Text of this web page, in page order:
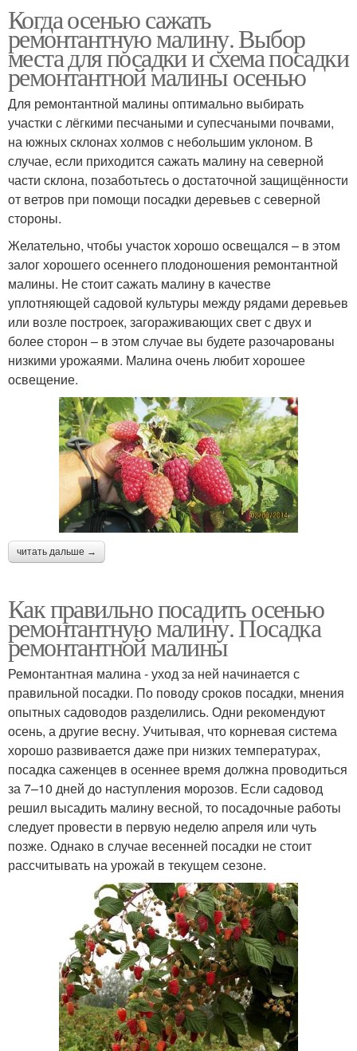
Когда осенью сажать
ремонтантную малину. Выбор
места для посадки и схема посадки
ремонтантной малины осенью
Для ремонтантной малины оптимально выбирать
участки с лёгкими песчаными и супесчаными почвами,
на южных склонах холмов с небольшим уклоном. В
случае, если приходится сажать малину на северной
части склона, позаботьтесь о достаточной защищённости
от ветров при помощи посадки деревьев с северной
стороны.
Желательно, чтобы участок хорошо освещался – в этом
залог хорошего осеннего плодоношения ремонтантной
малины. Не стоит сажать малину в качестве
уплотняющей садовой культуры между рядами деревьев
или возле построек, загораживающих свет с двух и
более сторон – в этом случае вы будете разочарованы
низкими урожаями. Малина очень любит хорошее
освещение.
читать дальше →
Как правильно посадить осенью
ремонтантную малину. Посадка
ремонтантной малины
Ремонтантная малина - уход за ней начинается с
правильной посадки. По поводу сроков посадки, мнения
опытных садоводов разделились. Одни рекомендуют
осень, а другие весну. Учитывая, что корневая система
хорошо развивается даже при низких температурах,
посадка саженцев в осеннее время должна проводиться
за 7–10 дней до наступления морозов. Если садовод
решил высадить малину весной, то посадочные работы
следует провести в первую неделю апреля или чуть
позже. Однако в случае весенней посадки не стоит
рассчитывать на урожай в текущем сезоне.